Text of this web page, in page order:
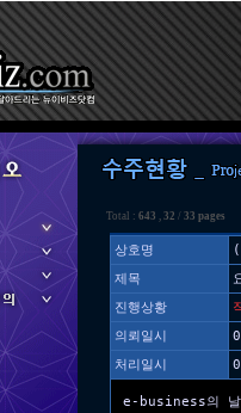
Total : 643 , 32 / 33 pages
상호명
제목
진행상황
의뢰일시
처리일시
e-business의 날